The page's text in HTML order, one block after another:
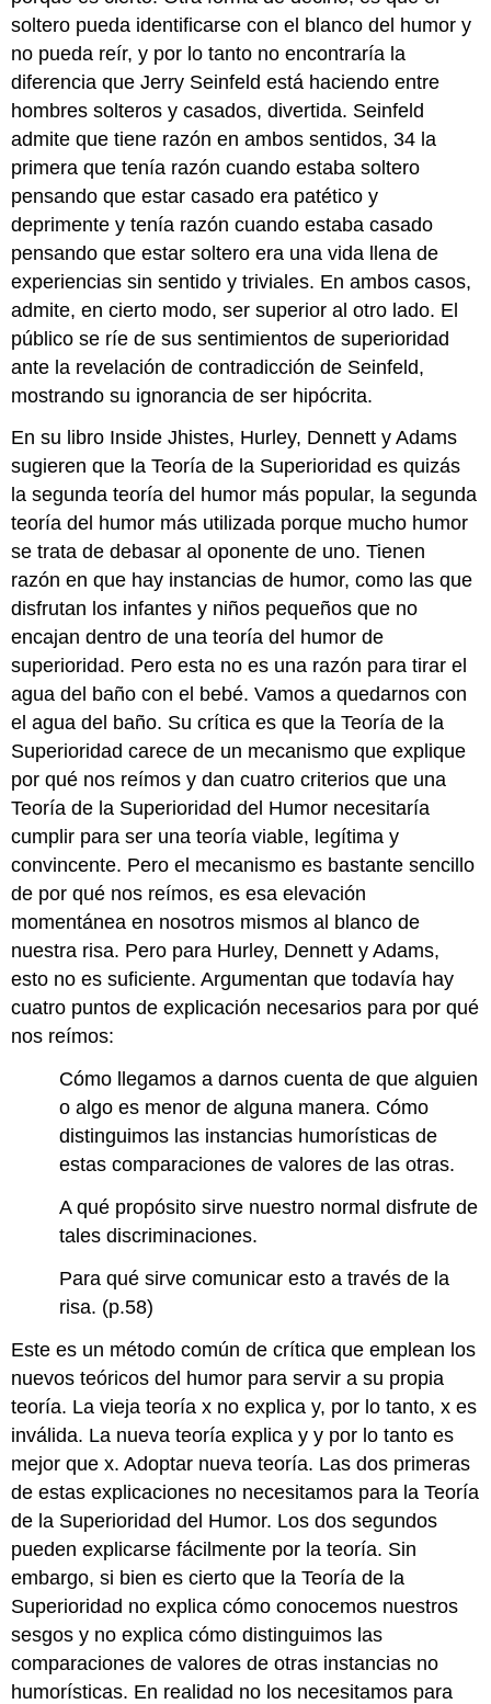
soltero pueda identificarse con el blanco del humor y
no pueda reír, y por lo tanto no encontraría la
diferencia que Jerry Seinfeld está haciendo entre
hombres solteros y casados, divertida. Seinfeld
admite que tiene razón en ambos sentidos, 34 la
primera que tenía razón cuando estaba soltero
pensando que estar casado era patético y
deprimente y tenía razón cuando estaba casado
pensando que estar soltero era una vida llena de
experiencias sin sentido y triviales. En ambos casos,
admite, en cierto modo, ser superior al otro lado. El
público se ríe de sus sentimientos de superioridad
ante la revelación de contradicción de Seinfeld,
mostrando su ignorancia de ser hipócrita.
En su libro Inside Jhistes, Hurley, Dennett y Adams
sugieren que la Teoría de la Superioridad es quizás
la segunda teoría del humor más popular, la segunda
teoría del humor más utilizada porque mucho humor
se trata de debasar al oponente de uno. Tienen
razón en que hay instancias de humor, como las que
disfrutan los infantes y niños pequeños que no
encajan dentro de una teoría del humor de
superioridad. Pero esta no es una razón para tirar el
agua del baño con el bebé. Vamos a quedarnos con
el agua del baño. Su crítica es que la Teoría de la
Superioridad carece de un mecanismo que explique
por qué nos reímos y dan cuatro criterios que una
Teoría de la Superioridad del Humor necesitaría
cumplir para ser una teoría viable, legítima y
convincente. Pero el mecanismo es bastante sencillo
de por qué nos reímos, es esa elevación
momentánea en nosotros mismos al blanco de
nuestra risa. Pero para Hurley, Dennett y Adams,
esto no es suficiente. Argumentan que todavía hay
cuatro puntos de explicación necesarios para por qué
nos reímos:
Cómo llegamos a darnos cuenta de que alguien
o algo es menor de alguna manera. Cómo
distinguimos las instancias humorísticas de
estas comparaciones de valores de las otras.
A qué propósito sirve nuestro normal disfrute de
tales discriminaciones.
Para qué sirve comunicar esto a través de la
risa. (p.58)
Este es un método común de crítica que emplean los
nuevos teóricos del humor para servir a su propia
teoría. La vieja teoría x no explica y, por lo tanto, x es
inválida. La nueva teoría explica y y por lo tanto es
mejor que x. Adoptar nueva teoría. Las dos primeras
de estas explicaciones no necesitamos para la Teoría
de la Superioridad del Humor. Los dos segundos
pueden explicarse fácilmente por la teoría. Sin
embargo, si bien es cierto que la Teoría de la
Superioridad no explica cómo conocemos nuestros
sesgos y no explica cómo distinguimos las
comparaciones de valores de otras instancias no
humorísticas. En realidad no los necesitamos para